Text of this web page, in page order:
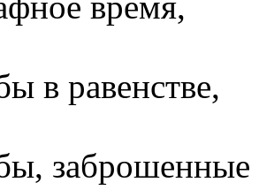
в равенстве,
заброшенные